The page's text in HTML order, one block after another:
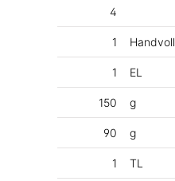
4
1 Handvoll
1 EL
150 g
90 g
1 TL